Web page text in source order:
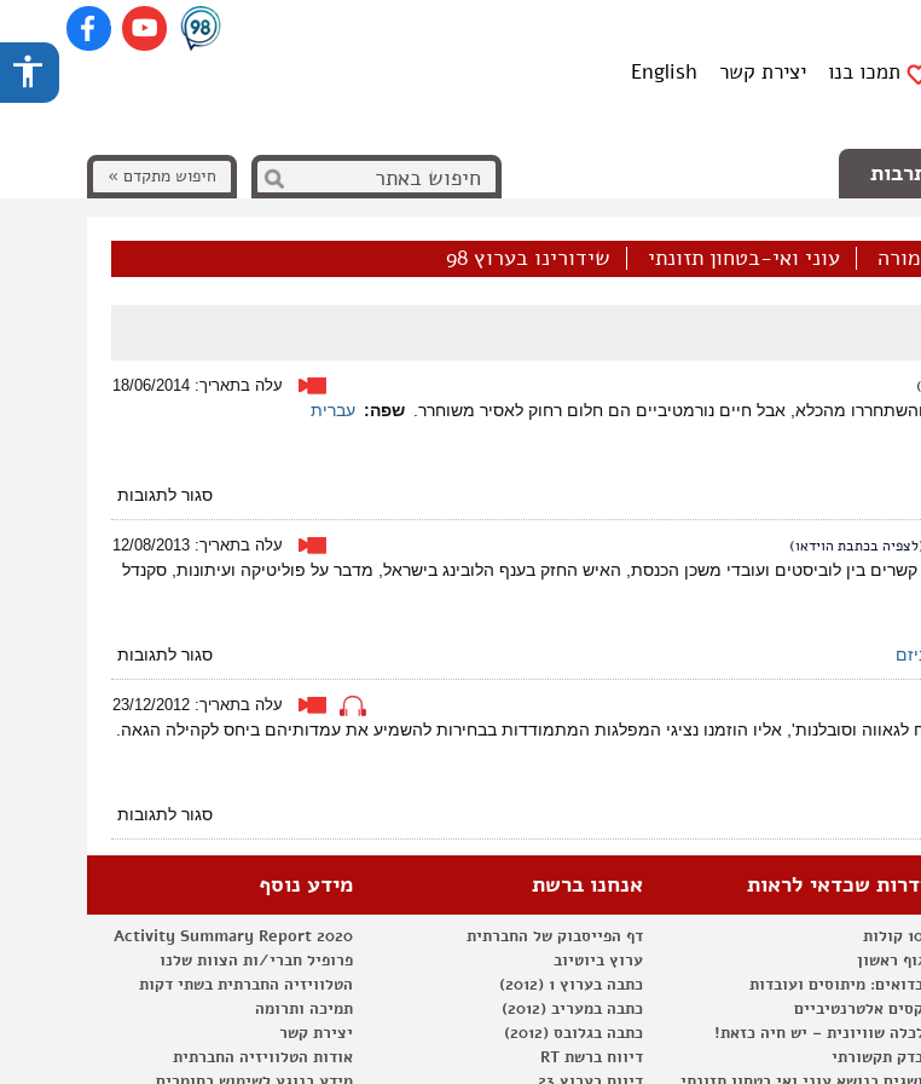
תמכו בנו יצירת קשר English
חיפוש מתקדם »
עוני ואי-בטחון תזונתי שידורינו בערוץ 98
עלה בתאריך: 18/06/2014
מהכלא, אבל חיים נורמטיביים הם חלום רחוק לאסיר משוחרר. שפה: עברית
סגור לתגובותעל
לאסירים
אין
בכתבת הוידאו) עלה בתאריך: 12/08/2013
בין לוביסטים ועובדי משכן הכנסת, האיש החזק בענף הלובינג בישראל, מדבר על פוליטיקה ועיתונות, סקנדל
סגור לתגובותעל
זמן
הלוביסטים,
הלוביסטים
עלה בתאריך: 23/12/2012
לגאווה וסובלנות', אליו הוזמנו נציגי המפלגות המתמודדות בבחירות להשמיע את עמדותיהם ביחס לקהילה הגאה.
סגור לתגובותעל
פאנל
בחירות
שכדאי לראות
ראשון
מיתוסים ועובדות
אלטרנטיביים
שוויונית – יש חיה כזאת!
תקשורתי
אנחנו ברשת
דף הפייסבוק של החברתית
ערוץ ביוטיוב
כתבה בערוץ 1 (2012)
כתבה במעריב (2012)
כתבה בגלובס (2012)
דיווח ברשת RT
מידע נוסף
Activity Summary Report 2020
פרופיל חברי/ות הצוות שלנו
הטלוויזיה החברתית בשתי דקות
תמיכה ותרומה
יצירת קשר
אודות הטלוויזיה החברתית